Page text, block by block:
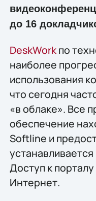
до 16
DeskWorkпо
наиболее
использования
что сегодня
«в облаке». Все
обеспечение
Softline и
Доступ к
Интернет.